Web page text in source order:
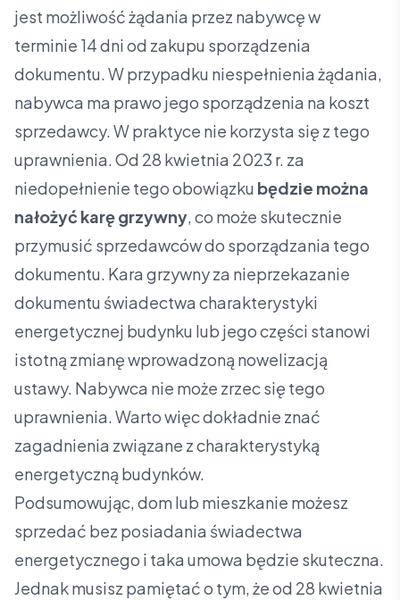
jest możliwość żądania przez nabywcę w
terminie 14 dni od zakupu sporządzenia
dokumentu. W przypadku niespełnienia żądania,
nabywca ma prawo jego sporządzenia na koszt
sprzedawcy. W praktyce nie korzysta się z tego
uprawnienia. Od 28 kwietnia 2023 r. za
niedopełnienie tego obowiązku będzie można
nałożyć karę grzywny, co może skutecznie
przymusić sprzedawców do sporządzania tego
dokumentu. Kara grzywny za nieprzekazanie
dokumentu świadectwa charakterystyki
energetycznej budynku lub jego części stanowi
istotną zmianę wprowadzoną nowelizacją
ustawy. Nabywca nie może zrzec się tego
uprawnienia. Warto więc dokładnie znać
zagadnienia związane z charakterystyką
energetyczną budynków.
Podsumowując, dom lub mieszkanie możesz
sprzedać bez posiadania świadectwa
energetycznego i taka umowa będzie skuteczna.
Jednak musisz pamiętać o tym, że od 28 kwietnia